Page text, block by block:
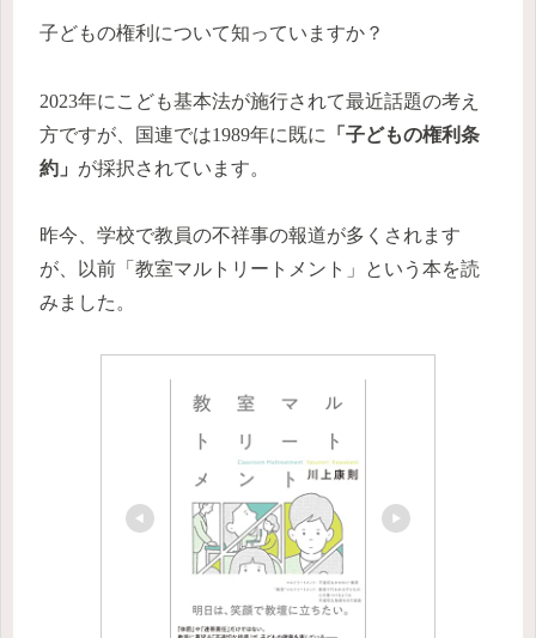
子どもの権利について知っていますか？
2023年にこども基本法が施行されて最近話題の考え
方ですが、国連では1989年に既に
「子どもの権利条
約」 が採択されています。
昨今、学校で教員の不祥事の報道が多くされます
が、以前「教室マルトリートメント」という本を読
みました。